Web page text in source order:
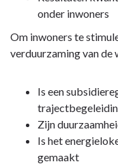
bereikt?
onder inwoners
Om inwoners te
verduurzaming van de
Is een
Zijn
Is het
gemaakt